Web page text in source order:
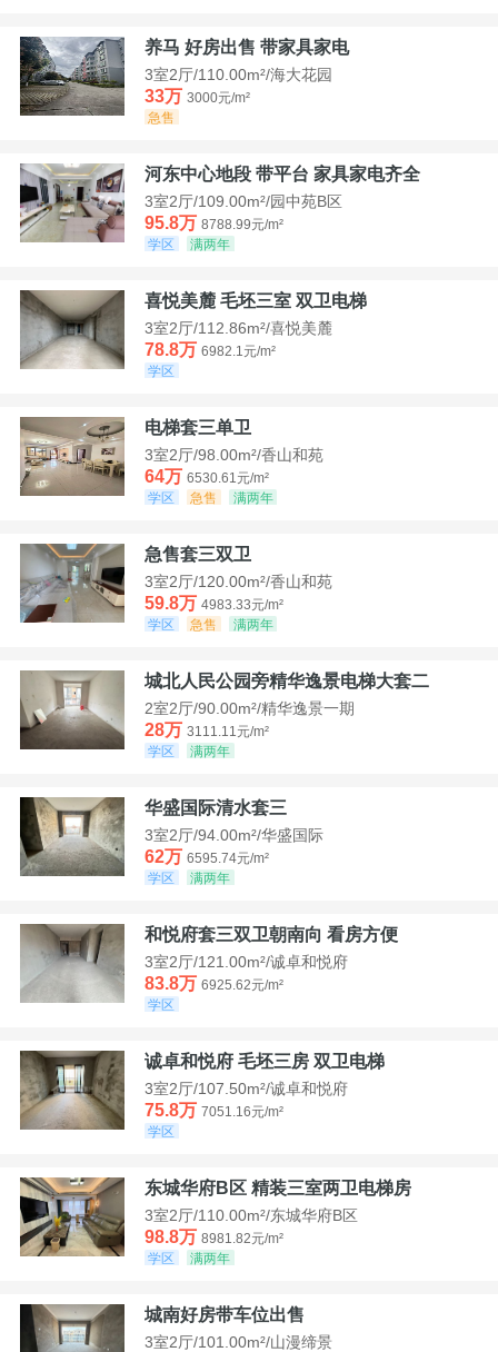
养马 好房出售 带家具家电
3室2厅/110.00m²/海大花园
33万 3000元/m²
急售
河东中心地段 带平台 家具家电齐全
3室2厅/109.00m²/园中苑B区
95.8万 8788.99元/m²
学区
满两年
喜悦美麓 毛坯三室 双卫电梯
3室2厅/112.86m²/喜悦美麓
78.8万 6982.1元/m²
学区
电梯套三单卫
3室2厅/98.00m²/香山和苑
64万 6530.61元/m²
学区
急售 满两年
急售套三双卫
3室2厅/120.00m²/香山和苑
59.8万 4983.33元/m²
学区
急售 满两年
城北人民公园旁精华逸景电梯大套二
2室2厅/90.00m²/精华逸景一期
28万 3111.11元/m²
学区
满两年
华盛国际清水套三
3室2厅/94.00m²/华盛国际
62万 6595.74元/m²
学区
满两年
和悦府套三双卫朝南向 看房方便
3室2厅/121.00m²/诚卓和悦府
83.8万 6925.62元/m²
学区
诚卓和悦府 毛坯三房 双卫电梯
3室2厅/107.50m²/诚卓和悦府
75.8万 7051.16元/m²
学区
东城华府B区 精装三室两卫电梯房
3室2厅/110.00m²/东城华府B区
98.8万 8981.82元/m²
学区
满两年
城南好房带车位出售
3室2厅/101.00m²/山漫缔景